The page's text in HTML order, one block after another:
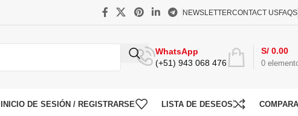
NEWSLETTERCONTACT USFAQS
WhatsApp
(+51) 943 068 476
0
S/ 0.00
INICIO DE SESIÓN / REGISTRARSE LISTA DE DESEOS